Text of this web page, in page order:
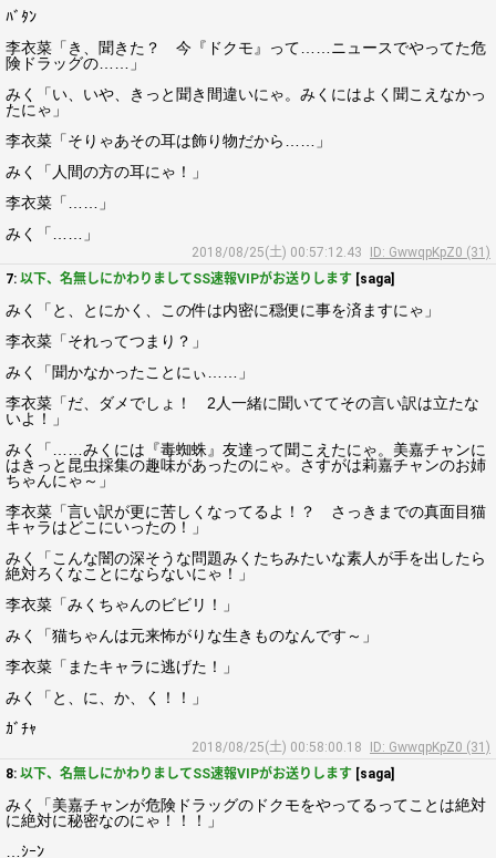
ﾊﾞﾀﾝ
李衣菜「き、聞きた？ 今『ドクモ』って……ニュースでやってた危
険ドラッグの……」
みく「い、いや、きっと聞き間違いにゃ。みくにはよく聞こえなかっ
たにゃ」
李衣菜「そりゃあその耳は飾り物だから……」
みく「人間の方の耳にゃ！」
李衣菜「……」
みく「……」
2018/08/25(土) 00:57:12.43
ID: GwwqpKpZ0 (31)
7: 以下、名無しにかわりましてSS速報VIPがお送りします [saga]
みく「と、とにかく、この件は内密に穏便に事を済ますにゃ」
李衣菜「それってつまり？」
みく「聞かなかったことにぃ……」
李衣菜「だ、ダメでしょ！ 2人一緒に聞いててその言い訳は立たな
いよ！」
みく「……みくには『毒蜘蛛』友達って聞こえたにゃ。美嘉チャンに
はきっと昆虫採集の趣味があったのにゃ。さすがは莉嘉チャンのお姉
ちゃんにゃ～」
李衣菜「言い訳が更に苦しくなってるよ！？ さっきまでの真面目猫
キャラはどこにいったの！」
みく「こんな闇の深そうな問題みくたちみたいな素人が手を出したら
絶対ろくなことにならないにゃ！」
李衣菜「みくちゃんのビビリ！」
みく「猫ちゃんは元来怖がりな生きものなんです～」
李衣菜「またキャラに逃げた！」
みく「と、に、か、く！！」
ｶﾞﾁｬ
2018/08/25(土) 00:58:00.18
ID: GwwqpKpZ0 (31)
8: 以下、名無しにかわりましてSS速報VIPがお送りします [saga]
みく「美嘉チャンが危険ドラッグのドクモをやってるってことは絶対
に絶対に秘密なのにゃ！！！」
…ｼｰﾝ